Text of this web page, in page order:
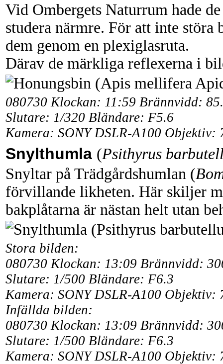
Vid Ombergets Naturrum hade
studera närmre. För att inte störa
dem genom en plexiglasruta.
Därav de märkliga reflexerna i
080730 Klockan: 11:59 Brännvidd:
Slutare: 1/320 Bländare: F5.6
Kamera: SONY DSLR-A100
Snylthumla (Psithyrus
Snyltar på Trädgårdshumlan (
förvillande likheten. Här skiljer
bakplåtarna är nästan helt utan
Stora bilden:
080730 Klockan: 13:09 Brännvidd:
Slutare: 1/500 Bländare: F6.3
Kamera: SONY DSLR-A100
Infällda bilden:
080730 Klockan: 13:09 Brännvidd:
Slutare: 1/500 Bländare: F6.3
Kamera: SONY DSLR-A100